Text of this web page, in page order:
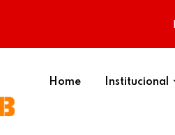
Home Institucional